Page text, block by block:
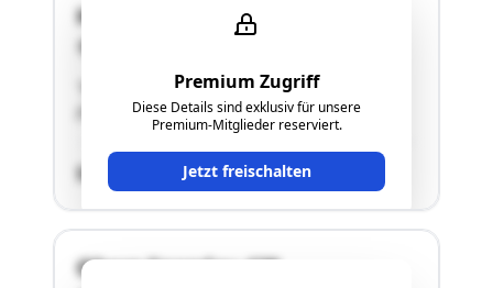
Premium Zugriff
Diese Details sind exklusiv für unsere
Premium-Mitglieder reserviert.
Jetzt freischalten
Hausweingarten 496
"Einfamilienwohnhaus mit Nebengebäude
(Schuppen)"
SCHÄTZWERT
Obere Spandau 428